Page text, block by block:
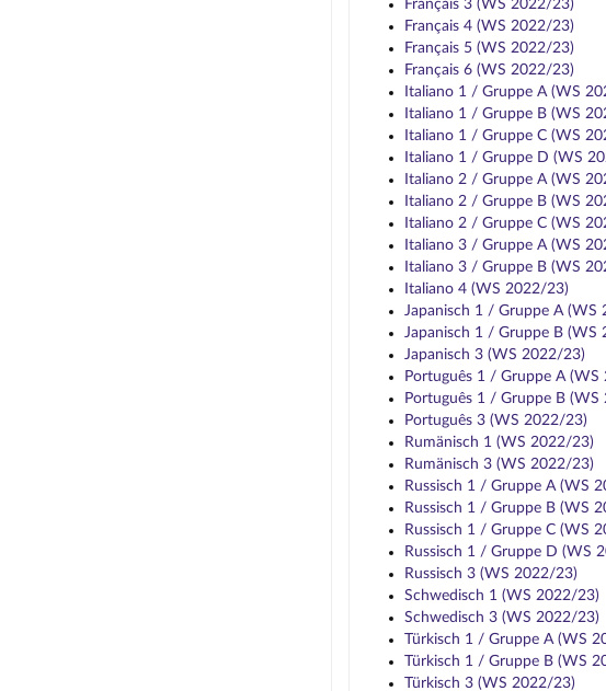
Français 3 (WS 2022/23)
Français 4 (WS 2022/23)
Français 5 (WS 2022/23)
Français 6 (WS 2022/23)
Italiano 1 / Gruppe A (WS
Italiano 1 / Gruppe B (WS
Italiano 1 / Gruppe C (WS
Italiano 1 / Gruppe D (WS
Italiano 2 / Gruppe A (WS
Italiano 2 / Gruppe B (WS
Italiano 2 / Gruppe C (WS
Italiano 3 / Gruppe A (WS
Italiano 3 / Gruppe B (WS
Italiano 4 (WS 2022/23)
Japanisch 1 / Gruppe A (WS
Japanisch 1 / Gruppe B (WS
Japanisch 3 (WS 2022/23)
Português 1 / Gruppe A (WS
Português 1 / Gruppe B (WS
Português 3 (WS 2022/23)
Rumänisch 1 (WS 2022/23)
Rumänisch 3 (WS 2022/23)
Russisch 1 / Gruppe A (WS
Russisch 1 / Gruppe B (WS
Russisch 1 / Gruppe C (WS
Russisch 1 / Gruppe D (WS
Russisch 3 (WS 2022/23)
Schwedisch 1 (WS 2022/23)
Schwedisch 3 (WS 2022/23)
Türkisch 1 / Gruppe A (WS
Türkisch 1 / Gruppe B (WS
Türkisch 3 (WS 2022/23)